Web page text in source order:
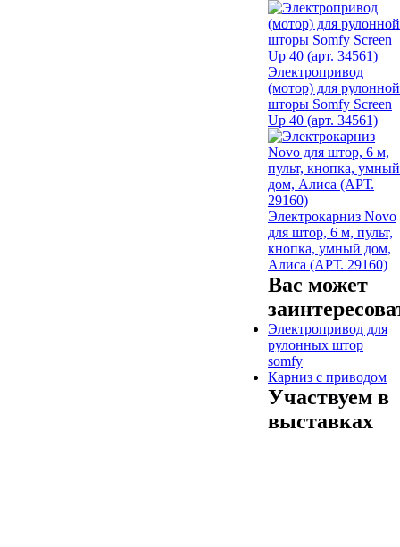
Электропривод
(мотор) для рулонной
шторы Somfy Screen
Up 40 (арт. 34561)
Электрокарниз Novo
для штор, 6 м, пульт,
кнопка, умный дом,
Алиса (АРТ. 29160)
Вас может
Электропривод для
рулонных штор
somfy
Карниз с приводом
Участвуем в
выставках